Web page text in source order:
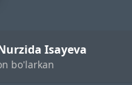
Isayeva
bo'larkan